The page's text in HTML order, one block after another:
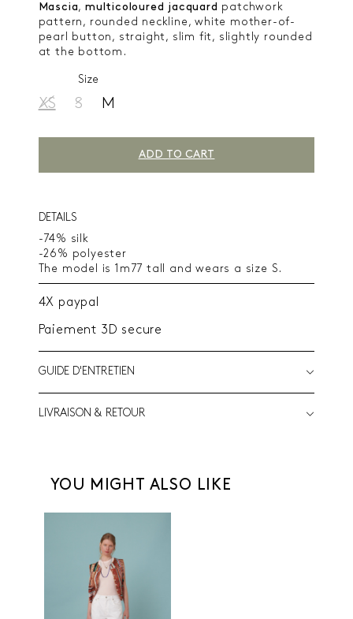
Mascia,multicoloured jacquard patchwork
pattern, rounded neckline, white mother-of-
pearl button, straight, slim fit, slightly rounded
at the bottom.
Size
XS S M
ADD TO CART
DETAILS
-74% silk
-26% polyester
The model is 1m77 tall and wears a size S.
4X paypal
Paiement 3D secure
GUIDE D'ENTRETIEN
LIVRAISON & RETOUR
YOU MIGHT ALSO LIKE